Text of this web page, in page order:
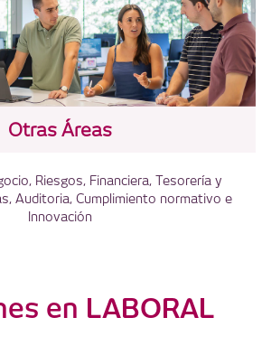
Otras Áreas
Riesgos, Financiera, Tesorería y
Auditoria, Cumplimiento normativo e
Innovación
en LABORAL